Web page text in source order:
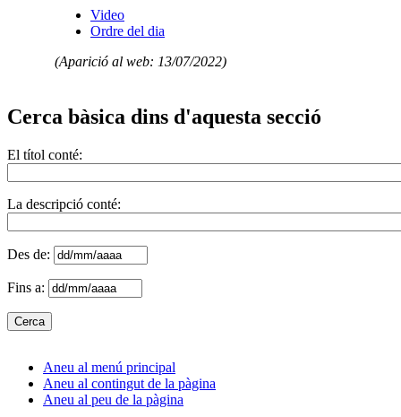
Video
Ordre del dia
(Aparició al web: 13/07/2022)
Cerca bàsica dins d'aquesta secció
El títol conté:
La descripció conté:
Des de:
Fins a:
Aneu al menú principal
Aneu al contingut de la pàgina
Aneu al peu de la pàgina